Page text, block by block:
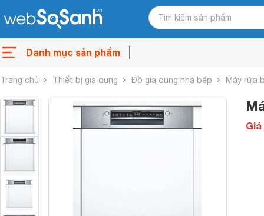
Danh mục sản phẩm
Trang chủ Thiết bị gia dụng Đồ gia dụng nhà bếp Máy rửa
Giá